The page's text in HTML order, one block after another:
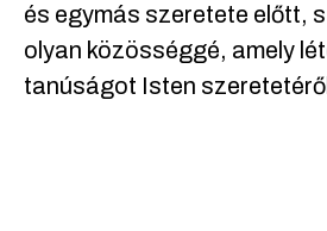
és egymás szeretete előtt,
olyan közösséggé, amely
tanúságot Isten